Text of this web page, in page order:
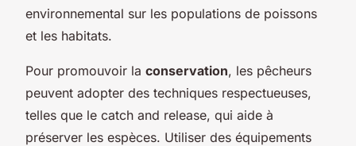
environnemental sur les populations de poissons
et les habitats.
Pour promouvoir la conservation, les pêcheurs
peuvent adopter des techniques respectueuses,
telles que le catch and release, qui aide à
préserver les espèces. Utiliser des équipements